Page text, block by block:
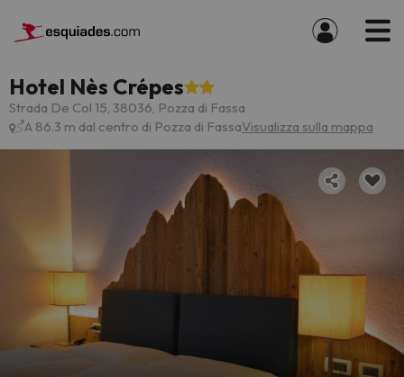
Hotel Nès Crépes
Strada De Col 15, 38036, Pozza di Fassa
A 86.3 m dal centro di Pozza di FassaVisualizza sulla mappa